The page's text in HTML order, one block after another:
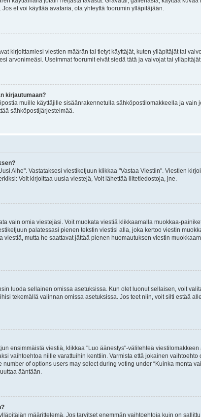
et voi käyttää avataria, ota yhteyttä foorumin ylläpitäjään.
kirjoittamiesi viestien määrän tai tietyt käyttäjät, kuten ylläpitäjät tai
arvonimeäsi. Useimmat foorumit eivät siedä tätä ja valvojat tai
kirjautumaan?
muille käyttäjille sisäänrakennetulla sähköpostilomakkeella ja
sähköpostijärjestelmää.
Aihe". Vastataksesi viestiketjuun klikkaa "Vastaa Viestiin". Viestien
Voit kirjoittaa uusia viestejä, Voit lähettää liitetiedostoja, jne.
vain omia viestejäsi. Voit muokata viestiä klikkaamalla muokkaa-
palatessasi pienen tekstin viestisi alla, joka kertoo viestin
viestiä, mutta he saattavat jättää pienen huomautuksen viestin
luoda sellainen omissa asetuksissa. Kun olet luonut sellaisen, voit
tekemällä valinnan omissa asetuksissa. Jos teet niin, voit silti estää
ensimmäistä viestiä, klikkaa "Luo äänestys"-välilehteä
vaihtoehtoa niille varattuihin kenttiin. Varmista että jokainen
number of options users may select during voting under “Kuinka monta
ääntään.
määrittelemä. Jos tarvitset enemmän vaihtoehtoja kuin on